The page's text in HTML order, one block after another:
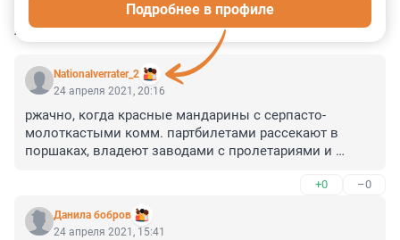
КОММЕНТАРИИ 57
Nationalverrater_2
Подробнее в профиле
24 апреля 2021, 20:16
ржачно, когда красные мандарины с серпасто-
молоткастыми комм. партбилетами рассекают в
поршаках, владеют заводами с пролетариями и
про их "демократию". Это когда на "воспитательную "
зону ,за колючку у них увозят за пьяный базар, за
молитву , по доносу - БЕЗ СУДА.
+0 –0
Данила бобров
24 апреля 2021, 15:41